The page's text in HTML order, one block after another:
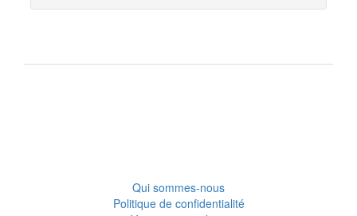
Qui sommes-nous
Politique de confidentialité